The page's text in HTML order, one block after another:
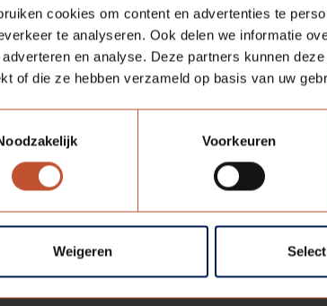
cookies om content en advertenties te
te analyseren. Ook delen we informatie
adverteren en analyse. Deze partners kunnen
of die ze hebben verzameld op basis van uw
Voorkeuren
Weigeren